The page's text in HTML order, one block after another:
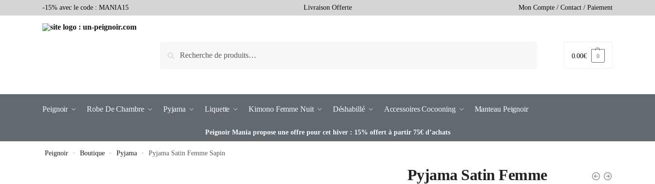
-15% avec le code : MANIA15 Livraison Offerte Mon Compte / Contact / Paiement
Recherche 0.00€ 0
Peignoir Robe De Chambre Pyjama Liquette Kimono Femme Nuit Déshabillé Accessoires Cocooning Manteau Peignoir
Peignoir Mania propose une offre pour cet hiver : 15% offert à partir 75€ d’achats
Peignoir » Boutique » Pyjama » Pyjama Satin Femme Sapin
Pyjama Satin Femme